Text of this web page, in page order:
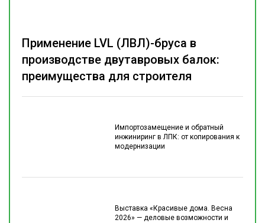
Импортозамещение и обратный
инжиниринг в ЛПК: от копирования к
модернизации
Выставка «Красивые дома. Весна
2026» — деловые возможности и
Применение LVL (ЛВЛ)-бруса в
производстве двутавровых балок:
преимущества для строителя